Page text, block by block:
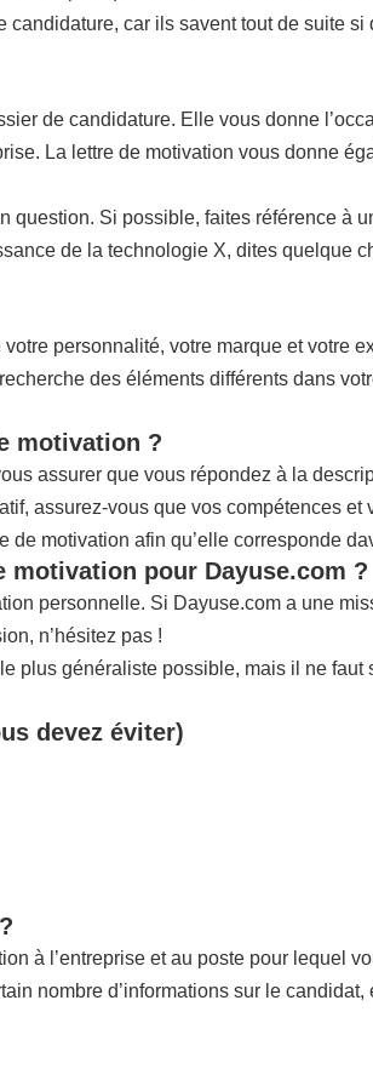
car ils savent tout de suite si
de candidature. Elle vous donne
La lettre de motivation vous donne
question. Si possible, faites référence
de la technologie X, dites quelque
personnalité, votre marque et votre
des éléments différents dans
motivation ?
assurer que vous répondez à la
assurez-vous que vos compétences
de motivation afin qu’elle corresponde
motivation pour Dayuse.com ?
personnelle. Si Dayuse.com a une
n’hésitez pas !
plus généraliste possible, mais il ne
devez éviter)
à l’entreprise et au poste pour lequel
nombre d’informations sur le